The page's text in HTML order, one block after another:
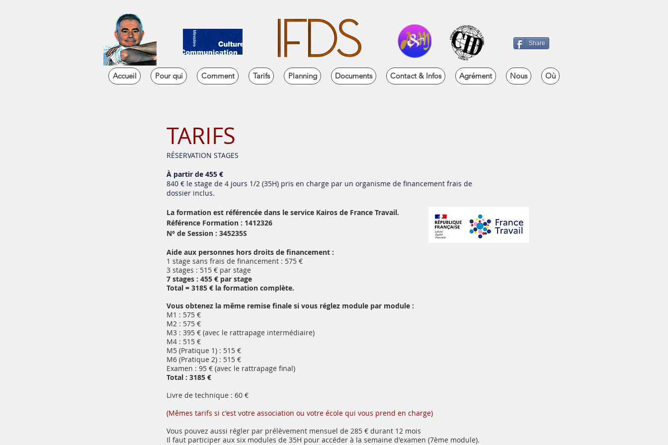
Share
Accueil Pour qui Comment Tarifs Planning Documents Contact & Infos Agrément Nous Où
TARIFS
RÉSERVATION STAGES
À partir de 455 €
840 € le stage de 4 jours 1/2 (35H) pris en charge par un organisme de financement frais de
dossier inclus.
La formation est référencée dans le service Kairos de France Travail.
Référence Formation : 1412326
N° de Session : 345235S
Aide aux personnes hors droits de financement :
1 stage sans frais de financement : 575 €
3 stages : 515 € par stage
7 stages : 455 € par stage
Total = 3185 € la formation complète.
Vous obtenez la même remise finale si vous réglez module par module :
M1 : 575 €
M2 : 575 €
M3 : 395 € (avec le rattrapage intermédiaire)
M4 : 515 €
M5 (Pratique 1) : 515 €
M6 (Pratique 2) : 515 €
Examen : 95 € (avec le rattrapage final)
Total : 3185 €
Livre de technique : 60 €
(Mêmes tarifs si c'est votre association ou votre école qui vous prend en charge)
Vous pouvez aussi régler par prélèvement mensuel de 285 € durant 12 mois
Il faut participer aux six modules de 35H pour accéder à la semaine d'examen (7ème module).